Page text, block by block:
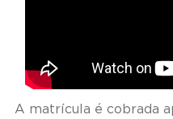
A matrícula é cobrada